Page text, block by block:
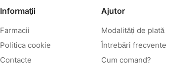
Informaţii
Farmacii
Politica cookie
Contacte
Ajutor
Modalități de plată
Întrebări frecvente
Cum comand?